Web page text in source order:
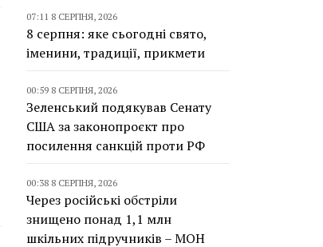
07:11 8 СЕРПНЯ, 2026
8 серпня: яке сьогодні свято,
іменини, традиції, прикмети
00:59 8 СЕРПНЯ, 2026
Зеленський подякував Сенату
США за законопроєкт про
посилення санкцій проти РФ
00:38 8 СЕРПНЯ, 2026
Через російські обстріли
знищено понад 1,1 млн
шкільних підручників – МОН